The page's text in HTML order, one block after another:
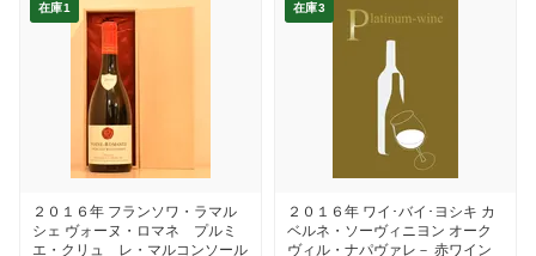
在庫1
２０１６年 フランソワ・ラマル
シェ ヴォーヌ・ロマネ プルミ
エ・クリュ レ・マルコンソール
在庫3
２０１６年 ワイ･バイ･ヨシキ カ
ベルネ・ソーヴィニヨン オーク
ヴィル・ナパヴァレ－ 赤ワイン